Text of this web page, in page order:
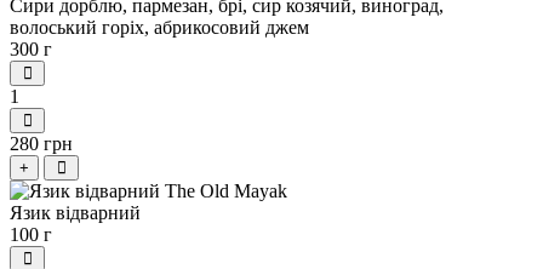
Сири дорблю, пармезан, брі, сир козячий, виноград,
волоський горіх, абрикосовий джем
300 г
1
280 грн
+
Язик відварний
100 г